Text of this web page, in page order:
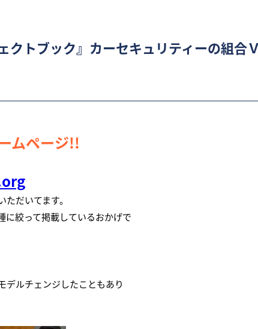
クトブック』カーセキュリティーの組合
ムページ!!
だいてます。
に絞って掲載しているおかげで
デルチェンジしたこともあり